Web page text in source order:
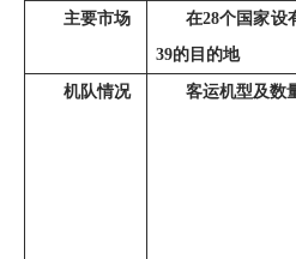
主要市场
在28个国家设
39的目的地
机队情况 客运机型及数